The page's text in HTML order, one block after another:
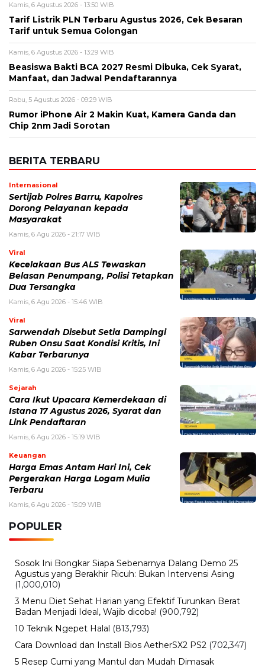
Kamis, 6 Agustus 2026 - 13:50 WIB
Tarif Listrik PLN Terbaru Agustus 2026, Cek Besaran
Tarif untuk Semua Golongan
Kamis, 6 Agustus 2026 - 13:29 WIB
Beasiswa Bakti BCA 2027 Resmi Dibuka, Cek Syarat,
Manfaat, dan Jadwal Pendaftarannya
Rabu, 5 Agustus 2026 - 09:29 WIB
Rumor iPhone Air 2 Makin Kuat, Kamera Ganda dan
Chip 2nm Jadi Sorotan
BERITA TERBARU
Internasional
Sertijab Polres Barru, Kapolres
Dorong Pelayanan kepada
Masyarakat
Kamis, 6 Agu 2026 - 21:17 WIB
Viral
Kecelakaan Bus ALS Tewaskan
Belasan Penumpang, Polisi Tetapkan
Dua Tersangka
Kamis, 6 Agu 2026 - 15:46 WIB
Viral
Sarwendah Disebut Setia Dampingi
Ruben Onsu Saat Kondisi Kritis, Ini
Kabar Terbarunya
Kamis, 6 Agu 2026 - 15:25 WIB
Sejarah
Cara Ikut Upacara Kemerdekaan di
Istana 17 Agustus 2026, Syarat dan
Link Pendaftaran
Kamis, 6 Agu 2026 - 15:19 WIB
Keuangan
Harga Emas Antam Hari Ini, Cek
Pergerakan Harga Logam Mulia
Terbaru
Kamis, 6 Agu 2026 - 15:09 WIB
POPULER
Sosok Ini Bongkar Siapa Sebenarnya Dalang Demo 25
Agustus yang Berakhir Ricuh: Bukan Intervensi Asing
(1,000,010)
3 Menu Diet Sehat Harian yang Efektif Turunkan Berat
Badan Menjadi Ideal, Wajib dicoba! (900,792)
10 Teknik Ngepet Halal (813,793)
Cara Download dan Install Bios AetherSX2 PS2 (702,347)
5 Resep Cumi yang Mantul dan Mudah Dimasak